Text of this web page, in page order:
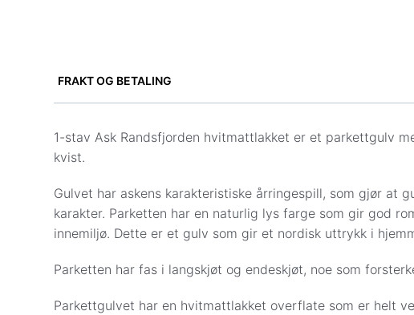
FRAKT OG BETALING
Fraktpris vises i kassen når du har lagt inn adresse og
Frakt til gateadresse (gulv, underlag og gulvlister):
Sone 1 (0001–3519): Kr 1 999
Sone 2 (3520–7994): Kr 2 500
Sone 3 (8000–9991): Kr 4 399
Såpe, pleieprodukter og monteringsverktøy: Kr 299
1-stav Ask Randsfjorden hvitmattlakket er et parkettgulv
kvist.
Gulvet har askens karakteristiske årringespill, som gjør at
karakter. Parketten har en naturlig lys farge som gir god
innemiljø. Dette er et gulv som gir et nordisk uttrykk i
Parketten har fas i langskjøt og endeskjøt, noe som
Parkettgulvet har en hvitmattlakket overflate som er helt